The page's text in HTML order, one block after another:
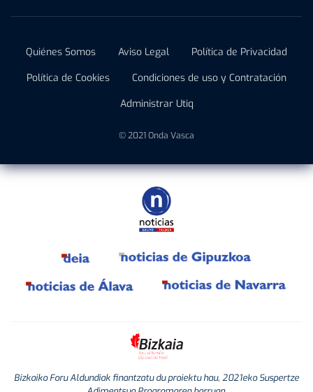
Quiénes Somos Aviso Legal
Política de Privacidad
Política de Cookies
Condiciones de uso y Contratación
Administrar Utiq
© 2021 Onda Vasca
Bizkaiko Foru Aldundiak finantzatu du proiektu hau, 2021eko Suspertze